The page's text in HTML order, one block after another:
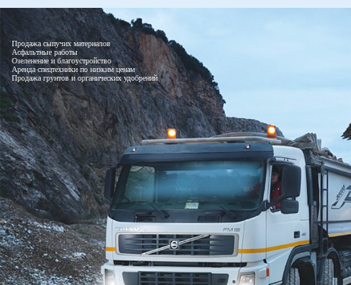
Продажа сыпучих материалов
Асфальтные работы
Озеленение и благоустройство
Аренда спецтехники по низким ценам
Продажа грунтов и органических удобрений